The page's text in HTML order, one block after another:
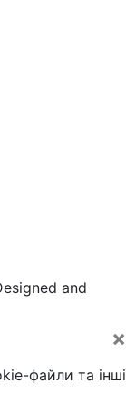
and
×
файли та інші